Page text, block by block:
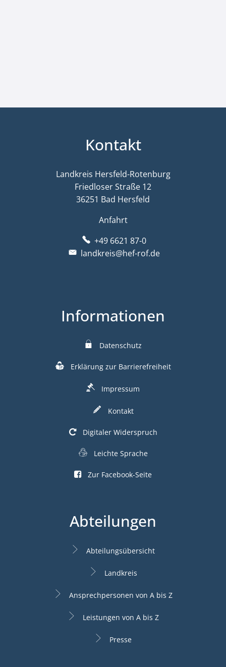
Kontakt
Landkreis Hersfeld-Rotenburg
Friedloser Straße 12
36251 Bad Hersfeld
Anfahrt
+49 6621 87-0
landkreis@hef-rof.de
Informationen
Datenschutz
Erklärung zur Barrierefreiheit
Impressum
Kontakt
Digitaler Widerspruch
Leichte Sprache
Zur Facebook-Seite
Abteilungen
Abteilungsübersicht
Landkreis
Ansprechpersonen von A bis Z
Leistungen von A bis Z
Presse